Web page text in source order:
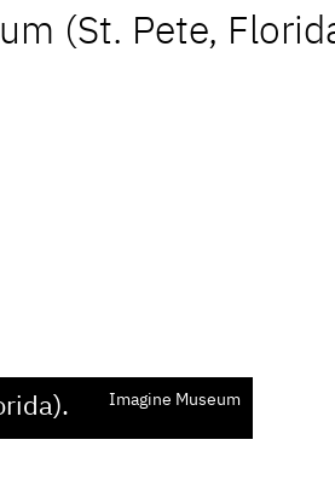
(St. Pete,
). Imagine Museum